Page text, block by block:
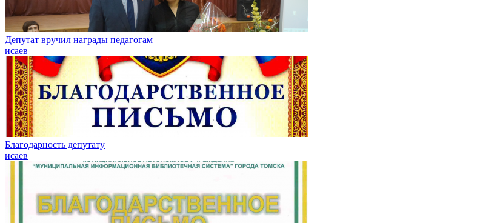
Депутат вручил награды педагогам
исаев
Благодарность депутату
исаев